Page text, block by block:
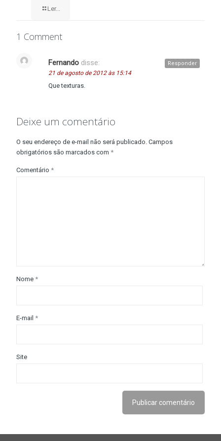
Ler...
1 Comment
Fernando disse:
21 de agosto de 2012 às 15:14
Que texturas.
Responder
Deixe um comentário
O seu endereço de e-mail não será publicado. Campos
obrigatórios são marcados com *
Comentário *
Nome *
E-mail *
Site